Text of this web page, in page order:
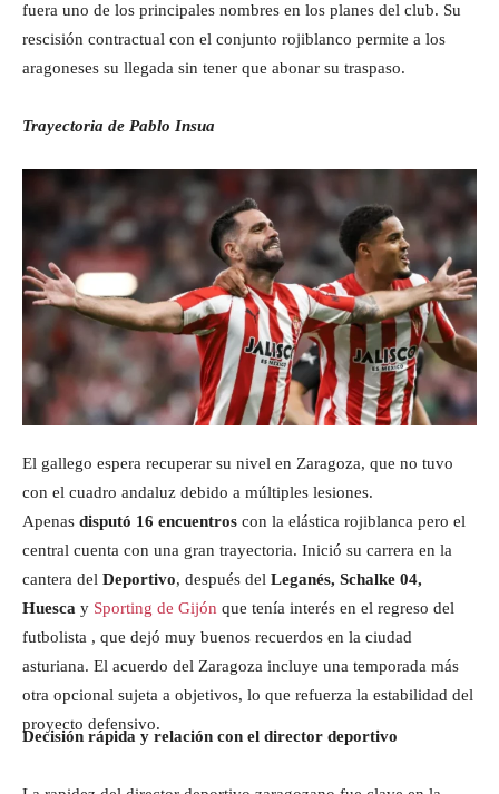
fuera uno de los principales nombres en los planes del club. Su
rescisión contractual con el conjunto rojiblanco permite a los
aragoneses su llegada sin tener que abonar su traspaso.
Trayectoria de Pablo Insua
El gallego espera recuperar su nivel en Zaragoza, que no tuvo
con el cuadro andaluz debido a múltiples lesiones.
Apenas disputó 16 encuentros con la elástica rojiblanca pero el
central cuenta con una gran trayectoria. Inició su carrera en la
cantera del Deportivo, después del Leganés, Schalke 04,
Huesca y Sporting de Gijón que tenía interés en el regreso del
futbolista , que dejó muy buenos recuerdos en la ciudad
asturiana. El acuerdo del Zaragoza incluye una temporada más
otra opcional sujeta a objetivos, lo que refuerza la estabilidad del
proyecto defensivo.
Decisión rápida y relación con el director deportivo